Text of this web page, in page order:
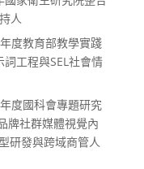
人
度教育部教學實踐
工程與SEL社會情
度國科會專題研究
牌社群媒體視覺內
研發與跨域商管人